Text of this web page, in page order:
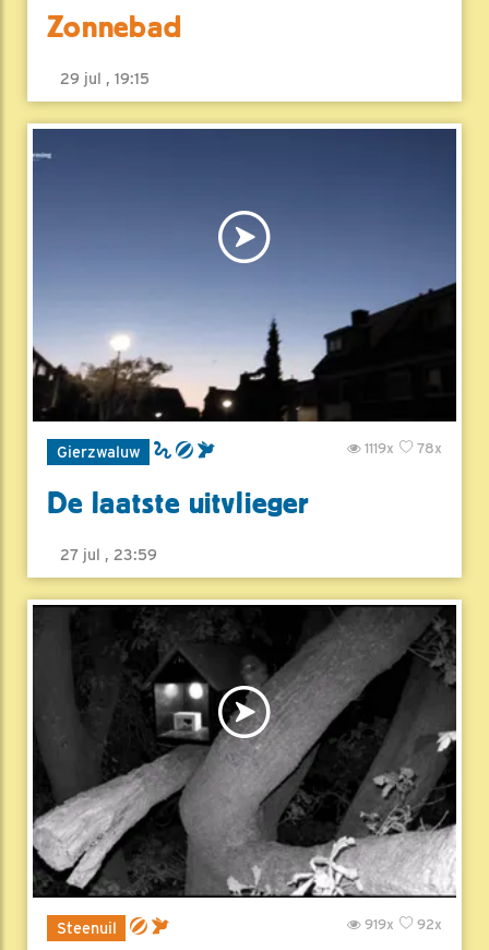
Zonnebad
29 jul , 19:15
Gierzwaluw 78x
1119x
De laatste uitvlieger
27 jul , 23:59
Steenuil 92x
919x